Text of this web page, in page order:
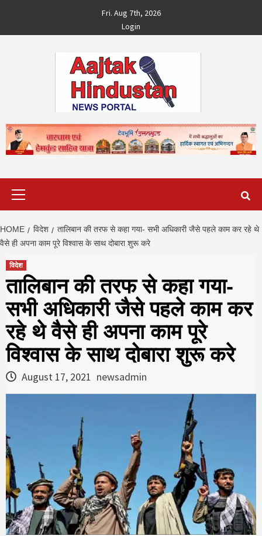
content
Fri. Aug 7th, 2026
Login
HOME विदेश
तालिबान की तरफ से कहा गया- सभी अधिकारी जैसे पहले काम कर रहे थे
वैसे ही अपना काम पूरे विश्‍वास के साथ दोबारा शुरू करे
विदेश
तालिबान की तरफ से कहा गया-
सभी अधिकारी जैसे पहले काम कर
रहे थे वैसे ही अपना काम पूरे
विश्‍वास के साथ दोबारा शुरू करे
August 17, 2021 newsadmin